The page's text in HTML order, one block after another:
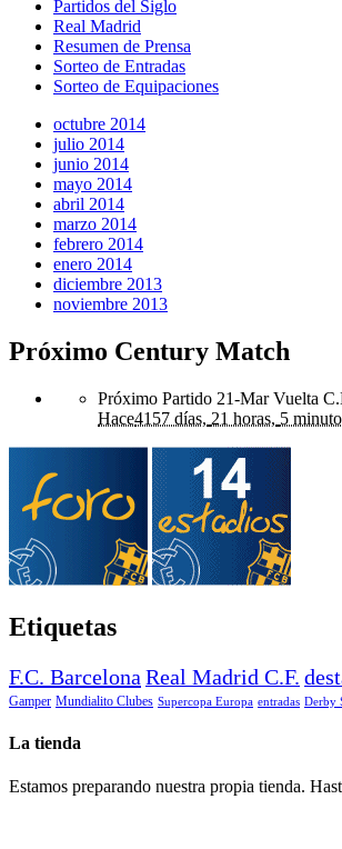
Partidos del Siglo
Real Madrid
Resumen de Prensa
Sorteo de Entradas
Sorteo de Equipaciones
octubre 2014
julio 2014
junio 2014
mayo 2014
abril 2014
marzo 2014
febrero 2014
enero 2014
diciembre 2013
noviembre 2013
Próximo Century Match
Próximo Partido 21-Mar Vuelta
Hace4157 días, 21 horas, 5
Etiquetas
F.C. Barcelona Real Madrid C.F.
Gamper Mundialito Clubes Supercopa Europa entradas Derby
La tienda
Estamos preparando nuestra propia tienda.